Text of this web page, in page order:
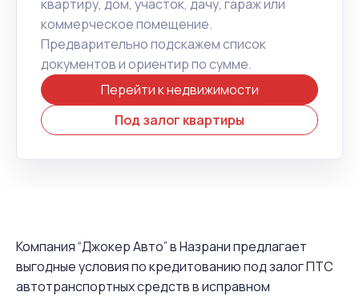
квартиру, дом, участок, дачу, гараж или
коммерческое помещение.
Предварительно подскажем список
документов и ориентир по сумме.
Перейти к недвижимости
Под залог квартиры
Компания “Джокер Авто” в Назрани предлагает
выгодные условия по кредитованию под залог ПТС
автотранспортных средств в исправном